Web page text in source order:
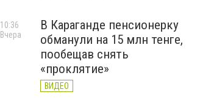
В Караганде пенсионерку
обманули на 15 млн тенге,
пообещав снять
«проклятие»
ВИДЕО
10:36
Вчера